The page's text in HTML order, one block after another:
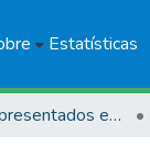
Estatísticas
Trabalhos Apresentados em Eventos